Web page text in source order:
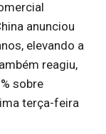
anunciou
elevando a
reagiu,
sobre
terça-feira